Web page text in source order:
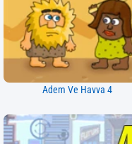
Adem Ve Havva 4